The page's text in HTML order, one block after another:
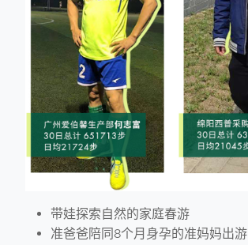
带娃探索自然的家庭春游
准爸爸陪同8个月身孕的准妈妈出游